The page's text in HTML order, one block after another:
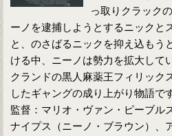
っ取りクラック
ーノを逮捕しようとするニックと
と、のさばるニックを抑え込もう
ける中、ニーノは勢力を拡大して
クランドの黒人麻薬王フィリック
したギャングの成り上がり物語で
監督：マリオ・ヴァン・ピーブ
ナイプス（ニーノ・ブラウン）、